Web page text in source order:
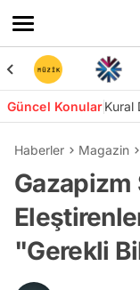
Güncel KonularKural
Haberler Magazin
Gazapizm
"Gerekli